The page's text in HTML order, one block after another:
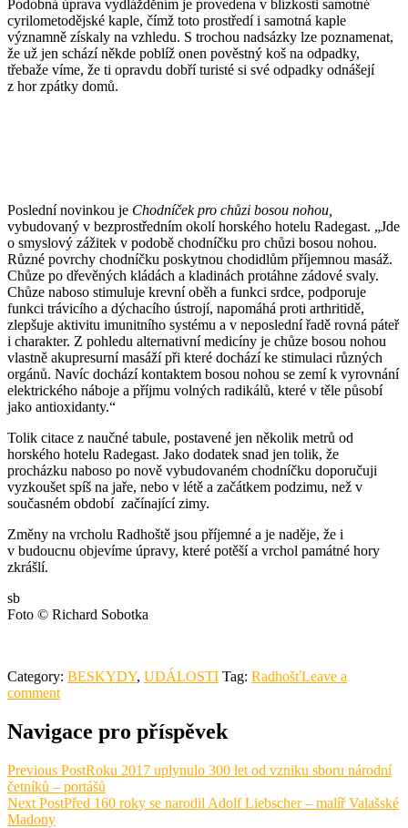
Podobná úprava vydlážděním je provedena v blízkosti samotné
cyrilometodějské kaple, čímž toto prostředí i samotná kaple
významně získaly na vzhledu. S trochou nadsázky lze poznamenat,
že už jen schází někde poblíž onen pověstný koš na odpadky,
třebaže víme, že ti opravdu dobří turisté si své odpadky odnášejí
z hor zpátky domů.
Poslední novinkou je Chodníček pro chůzi bosou nohou,
vybudovaný v bezprostředním okolí horského hotelu Radegast. „Jde
o smyslový zážitek v podobě chodníčku pro chůzi bosou nohou.
Různé povrchy chodníčku poskytnou chodidlům příjemnou masáž.
Chůze po dřevěných kládách a kladinách protáhne zádové svaly.
Chůze naboso stimuluje krevní oběh a funkci srdce, podporuje
funkci trávicího a dýchacího ústrojí, napomáhá proti arthritidě,
zlepšuje aktivitu imunitního systému a v neposlední řadě rovná páteř
i charakter. Z pohledu alternativní medicíny je chůze bosou nohou
vlastně akupresurní masáží při které dochází ke stimulaci různých
orgánů. Navíc dochází kontaktem bosou nohou se zemí k vyrovnání
elektrického náboje a příjmu volných radikálů, které v těle působí
jako antioxidanty.“
Tolik citace z naučné tabule, postavené jen několik metrů od
horského hotelu Radegast. Jako dodatek snad jen tolik, že
procházku naboso po nově vybudovaném chodníčku doporučuji
vyzkoušet spíš na jaře, nebo v létě a začátkem podzimu, než v
současném období začínající zimy.
Změny na vrcholu Radhoště jsou příjemné a je naděje, že i
v budoucnu objevíme úpravy, které potěší a vrchol památné hory
zkrášlí.
sb
Foto © Richard Sobotka
Category: BESKYDY, UDÁLOSTI Tag: RadhošťLeave a
comment
Navigace pro příspěvek
Previous PostRoku 2017 uplynulo 300 let od vzniku sboru národní
četníků – portášů
Next PostPřed 160 roky se narodil Adolf Liebscher – malíř Valašské
Madony